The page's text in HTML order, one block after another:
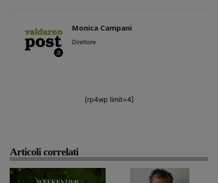
Articoli correlati
Monica Campani
Direttore
[rp4wp limit=4]